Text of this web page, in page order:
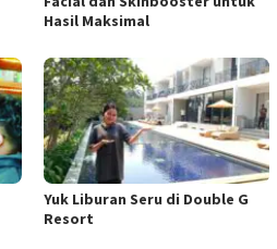
Hasil Maksimal
Yuk Liburan Seru di Double G
Resort